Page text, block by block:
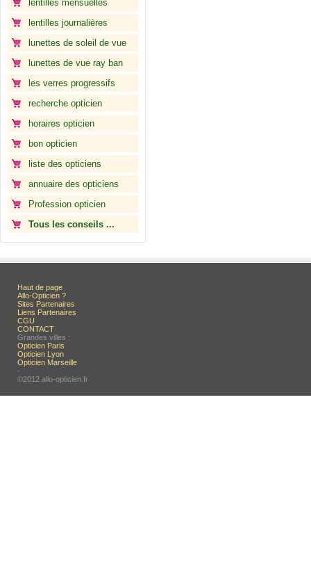
lentilles mensuelles
lentilles journalières
lunettes de soleil de vue
lunettes de vue ray ban
les verres progressifs
recherche opticien
horaires opticien
bon opticien
liste des opticiens
annuaire des opticiens
Profession opticien
Tous les conseils ...
Haut de page
Allo-Opticien ?
Sites Partenaires
Liens Partenaires
CGU
CONTACT
Grandes villes :
Opticien Paris
Opticien Lyon
Opticien Marseille
-
©2012 allo-opticien.fr